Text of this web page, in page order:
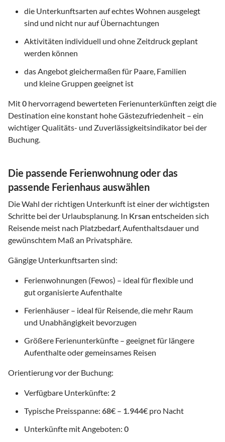
die Unterkunftsarten auf echtes Wohnen ausgelegt
sind und nicht nur auf Übernachtungen
Aktivitäten individuell und ohne Zeitdruck geplant
werden können
das Angebot gleichermaßen für Paare, Familien
und kleine Gruppen geeignet ist
Mit0 hervorragend bewerteten Ferienunterkünften zeigt die
Destination eine konstant hohe Gästezufriedenheit – ein
wichtiger Qualitäts- und Zuverlässigkeitsindikator bei der
Buchung.
Die passende Ferienwohnung oder das
passende Ferienhaus auswählen
Die Wahl der richtigen Unterkunft ist einer der wichtigsten
Schritte bei der Urlaubsplanung. In Krsanentscheiden sich
Reisende meist nach Platzbedarf, Aufenthaltsdauer und
gewünschtem Maß an Privatsphäre.
Gängige Unterkunftsarten sind:
Ferienwohnungen (Fewos) – ideal für flexible und
gut organisierte Aufenthalte
Ferienhäuser – ideal für Reisende, die mehr Raum
und Unabhängigkeit bevorzugen
Größere Ferienunterkünfte – geeignet für längere
Aufenthalte oder gemeinsames Reisen
Orientierung vor der Buchung:
Verfügbare Unterkünfte: 2
Typische Preisspanne: 68€ – 1.944€ pro Nacht
Unterkünfte mit Angeboten: 0